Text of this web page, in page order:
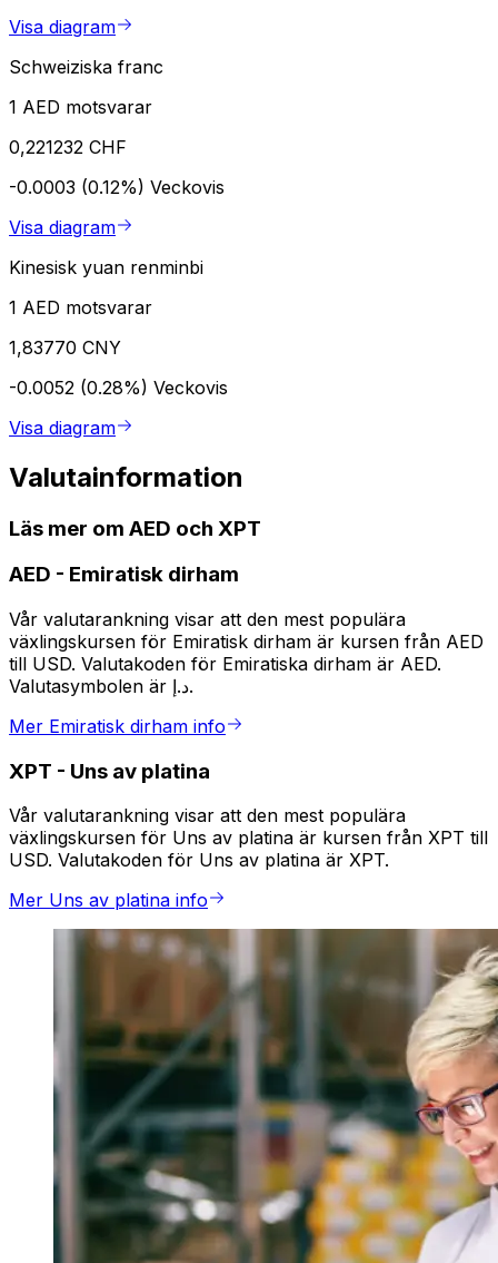
Visa diagram
Schweiziska franc
1 AED motsvarar
0,221232 CHF
-0.0003 (0.12%) Veckovis
Visa diagram
Kinesisk yuan renminbi
1 AED motsvarar
1,83770 CNY
-0.0052 (0.28%) Veckovis
Visa diagram
Valutainformation
Läs mer om AED och XPT
AED - Emiratisk dirham
Vår valutarankning visar att den mest populära
växlingskursen för Emiratisk dirham är kursen från AED
till USD. Valutakoden för Emiratiska dirham är AED.
Valutasymbolen är د.إ.
Mer Emiratisk dirham info
XPT - Uns av platina
Vår valutarankning visar att den mest populära
växlingskursen för Uns av platina är kursen från XPT till
USD. Valutakoden för Uns av platina är XPT.
Mer Uns av platina info